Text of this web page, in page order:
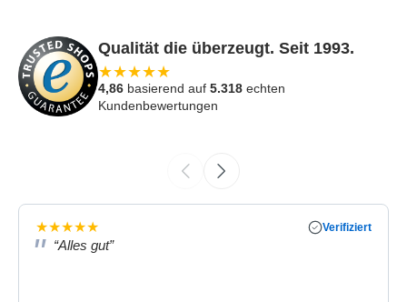
Qualität die überzeugt. Seit 1993.
★★★★★
4,86 basierend auf 5.318 echten
Kundenbewertungen
★★★★★ Verifiziert
“Alles gut”